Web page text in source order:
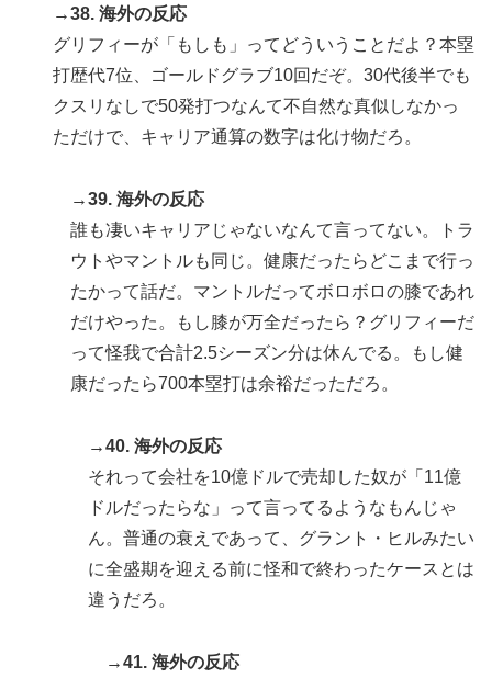
→38. 海外の反応
グリフィーが「もしも」ってどういうことだよ？本塁
打歴代7位、ゴールドグラブ10回だぞ。30代後半でも
クスリなしで50発打つなんて不自然な真似しなかっ
ただけで、キャリア通算の数字は化け物だろ。
→39. 海外の反応
誰も凄いキャリアじゃないなんて言ってない。トラ
ウトやマントルも同じ。健康だったらどこまで行っ
たかって話だ。マントルだってボロボロの膝であれ
だけやった。もし膝が万全だったら？グリフィーだ
って怪我で合計2.5シーズン分は休んでる。もし健
康だったら700本塁打は余裕だっただろ。
→40. 海外の反応
それって会社を10億ドルで売却した奴が「11億
ドルだったらな」って言ってるようなもんじゃ
ん。普通の衰えであって、グラント・ヒルみたい
に全盛期を迎える前に怪和で終わったケースとは
違うだろ。
→41. 海外の反応